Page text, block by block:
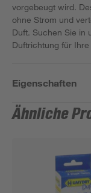
vorgebeugt wird.
ohne Strom und
Duft. Suchen Sie in
Duftrichtung für
Eigenschaften
Ähnliche